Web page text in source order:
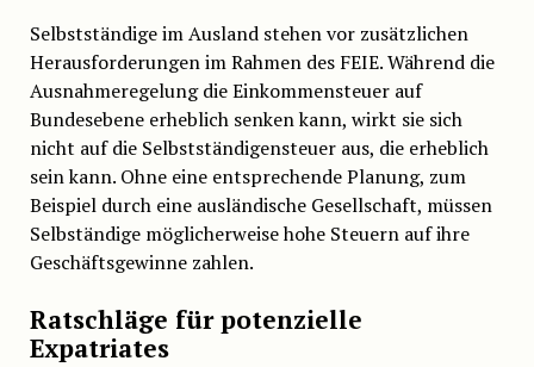
Selbstständige im Ausland stehen vor zusätzlichen
Herausforderungen im Rahmen des FEIE. Während die
Ausnahmeregelung die Einkommensteuer auf
Bundesebene erheblich senken kann, wirkt sie sich
nicht auf die Selbstständigensteuer aus, die erheblich
sein kann. Ohne eine entsprechende Planung, zum
Beispiel durch eine ausländische Gesellschaft, müssen
Selbständige möglicherweise hohe Steuern auf ihre
Geschäftsgewinne zahlen.
Ratschläge für potenzielle
Expatriates